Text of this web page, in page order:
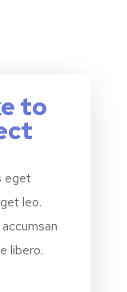
to
eget
leo.
libero.